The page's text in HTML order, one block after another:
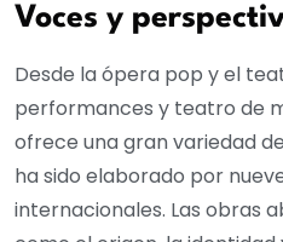
Voces y
Desde la ópera pop y el
performances y teatro de
ofrece una gran variedad
ha sido elaborado por
internacionales. Las obras